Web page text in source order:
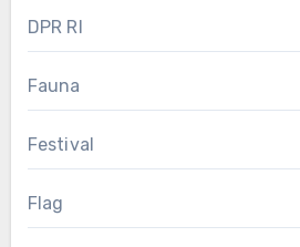
DPR RI
Fauna
Festival
Flag